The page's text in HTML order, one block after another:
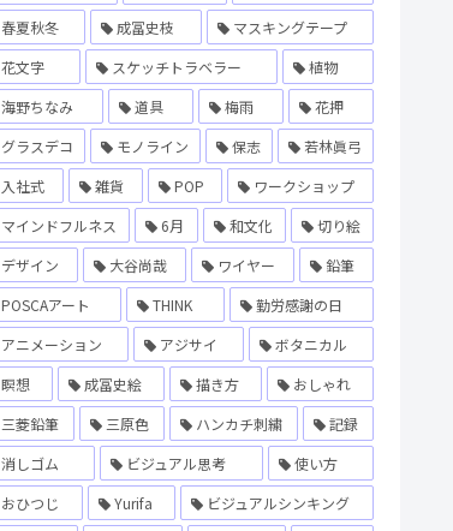
春夏秋冬
成冨史枝
マスキングテープ
花文字
スケッチトラベラー
植物
海野ちなみ
道具 梅雨
花押
グラスデコ
モノライン 保志
若林眞弓
入社式
雑貨 POP
ワークショップ
マインドフルネス
6月 和文化
切り絵
デザイン
大谷尚哉 ワイヤー
鉛筆
POSCAアート
THINK
勤労感謝の日
アニメーション
アジサイ
ボタニカル
瞑想
成冨史絵 描き方
おしゃれ
三菱鉛筆
三原色 ハンカチ刺繍
記録
消しゴム
ビジュアル思考
使い方
おひつじ
Yurifa
ビジュアルシンキング